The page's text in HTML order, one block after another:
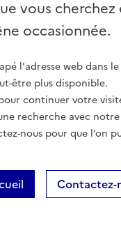
vous
occasionnée.
l'adresse web dans
être plus disponible.
continuer votre
recherche avec
nous pour que l’on
Contactez-